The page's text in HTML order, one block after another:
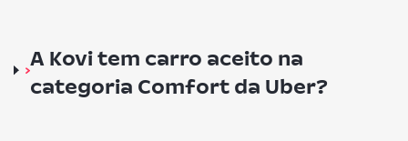
A Kovi tem carro aceito na
categoria Comfort da Uber?